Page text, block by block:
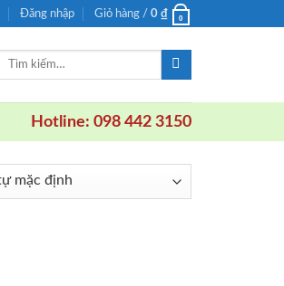
Đăng nhập Giỏ hàng / 0 ₫ 0
Tìm
Hotline: 098 442 3150